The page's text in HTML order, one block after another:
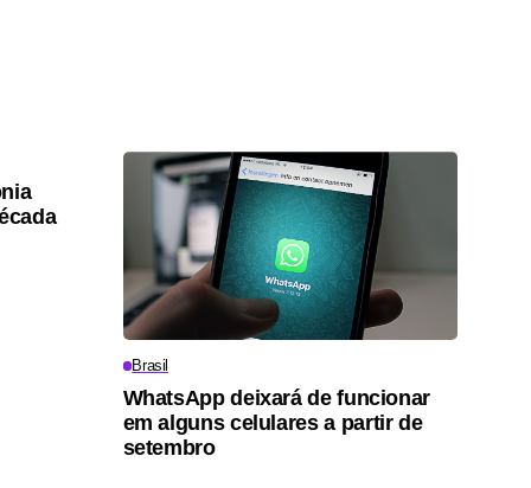
Brasil
WhatsApp deixará de funcionar
em alguns celulares a partir de
setembro